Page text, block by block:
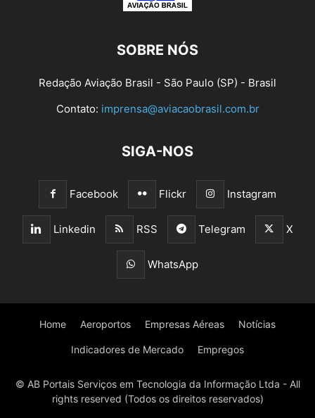
SOBRE NÓS
Redação Aviação Brasil - São Paulo (SP) - Brasil
Contato: imprensa@aviacaobrasil.com.br
SIGA-NOS
Facebook Flickr Instagram
Linkedin RSS Telegram X
WhatsApp
Home Aeroportos Empresas Aéreas Notícias
Indicadores de Mercado Empregos
© AB Portais Serviços em Tecnologia da Informação Ltda - All
rights reserved (Todos os direitos reservados)